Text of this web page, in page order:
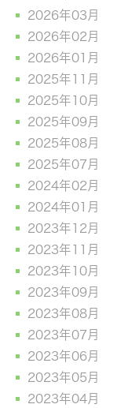
2026年03月
2026年02月
2026年01月
2025年11月
2025年10月
2025年09月
2025年08月
2025年07月
2024年02月
2024年01月
2023年12月
2023年11月
2023年10月
2023年09月
2023年08月
2023年07月
2023年06月
2023年05月
2023年04月